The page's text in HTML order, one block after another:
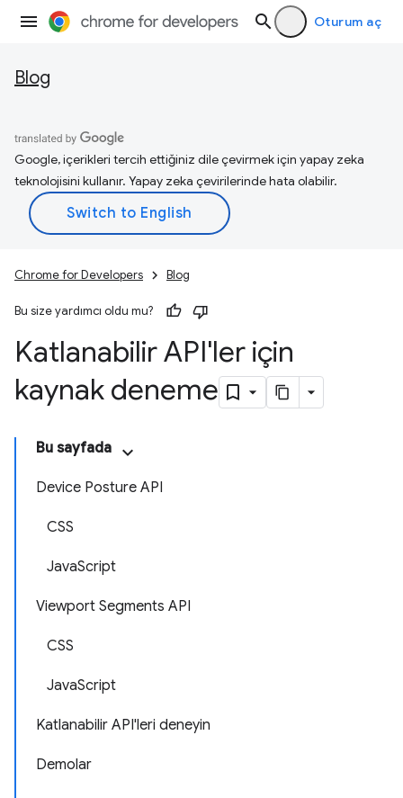
Oturum aç
Blog
Google, içerikleri tercih ettiğiniz dile çevirmek için yapay zeka
teknolojisini kullanır. Yapay zeka çevirilerinde hata olabilir.
Chrome for Developers Blog
Bu size yardımcı oldu mu?
Katlanabilir API'ler için
kaynak deneme
Bu sayfada
Device Posture API
CSS
JavaScript
Viewport Segments API
CSS
JavaScript
Katlanabilir API'leri deneyin
Demolar